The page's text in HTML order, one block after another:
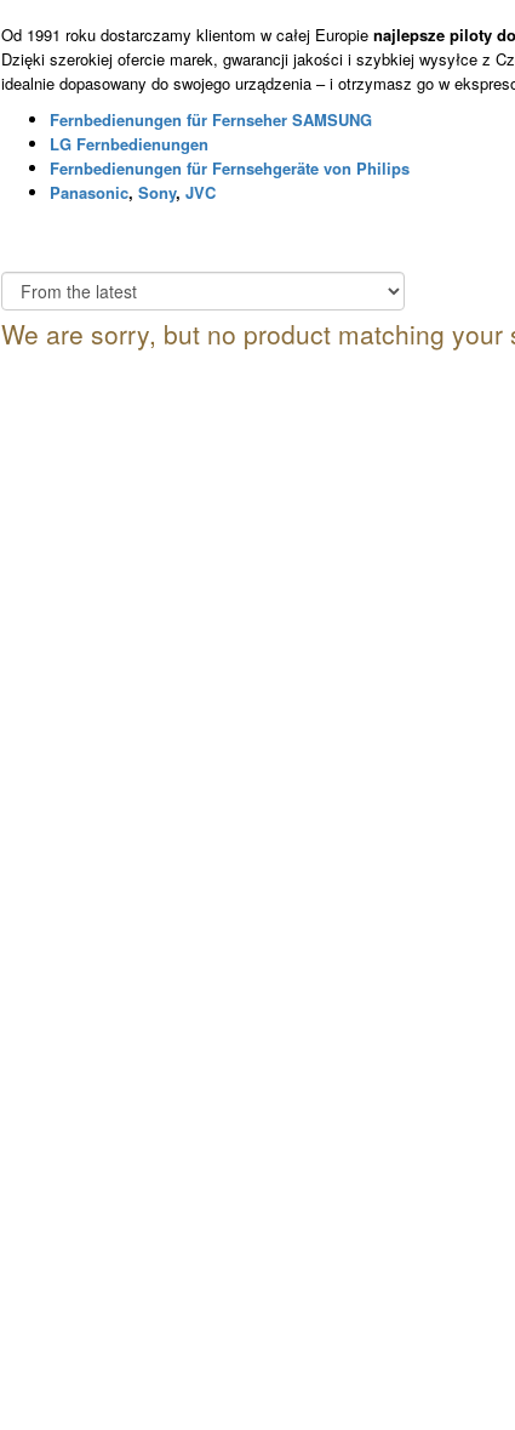
Od 1991 roku dostarczamy klientom w całej Europie najlepsze piloty
Dzięki szerokiej ofercie marek, gwarancji jakości i szybkiej wysyłce z
idealnie dopasowany do swojego urządzenia – i otrzymasz go w
Fernbedienungen für Fernseher SAMSUNG
LG Fernbedienungen
Fernbedienungen für Fernsehgeräte von Philips
Panasonic, Sony, JVC
We are sorry, but no product matching your